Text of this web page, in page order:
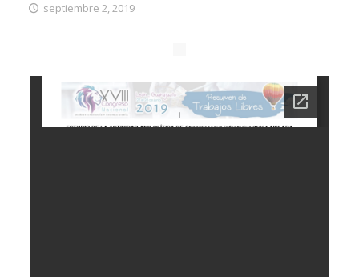
septiembre 2, 2019